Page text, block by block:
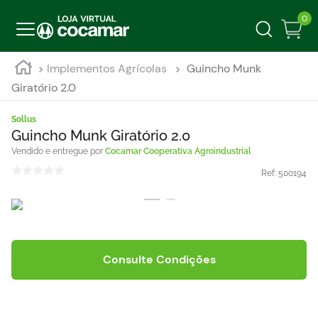
0
Implementos Agrícolas
Guincho Munk
Giratório 2.0
Sollus
Guincho Munk Giratório 2.0
Cocamar Cooperativa Agroindustrial
Ref: 500194
Consulte Condições